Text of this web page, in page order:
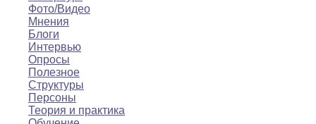
Фото/Видео
Мнения
Блоги
Интервью
Опросы
Полезное
Структуры
Персоны
Теория и практика